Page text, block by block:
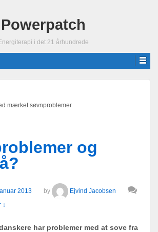
Powerpatch
i det 21 århundrede
mærket søvnproblemer
og
2013 by
Ejvind Jacobsen
↓
har problemer med at sove fra